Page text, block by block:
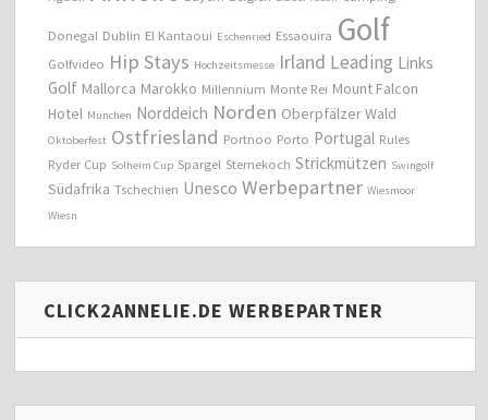
Donegal Dublin El Kantaoui Eschenried Essaouira Golf
Golfvideo Hip Stays Hochzeitsmesse Irland Leading Links
Golf Mallorca Marokko Millennium Monte Rei Mount Falcon
Hotel München Norddeich Norden Oberpfälzer Wald
Oktoberfest Ostfriesland Portnoo Porto Portugal Rules
Ryder Cup Solheim Cup Spargel Sternekoch Strickmützen Swingolf
Südafrika Tschechien Unesco Werbepartner Wiesmoor
Wiesn
CLICK2ANNELIE.DE WERBEPARTNER